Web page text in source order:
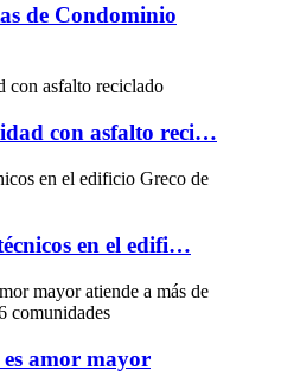
de Condominio
con asfalto reci…
en el edifi…
amor mayor